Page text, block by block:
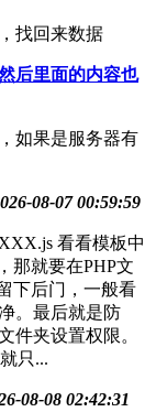
找回来数据
后里面的内容也
如果是服务器有
08-07 00:59:59
看看模板中
那就要在PHP文
下后门，一般看
。最后就是防
件夹设置权限。
只...
08-08 02:42:31